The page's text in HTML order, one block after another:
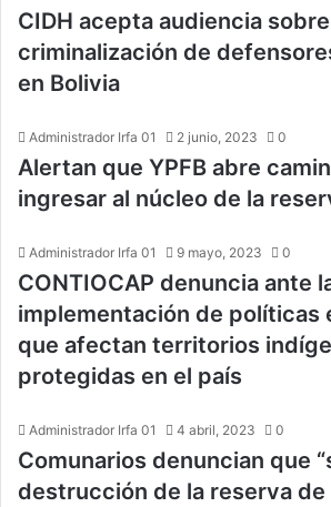
CIDH acepta audiencia sobre
criminalización de
en Bolivia
Administrador Irfa 01 2 junio, 2023 0
Alertan que YPFB abre
ingresar al núcleo de la
Administrador Irfa 01 9 mayo, 2023 0
CONTIOCAP denuncia ante
implementación de políticas
que afectan territorios
protegidas en el país
Administrador Irfa 01 4 abril, 2023 0
Comunarios denuncian que
destrucción de la reserva de